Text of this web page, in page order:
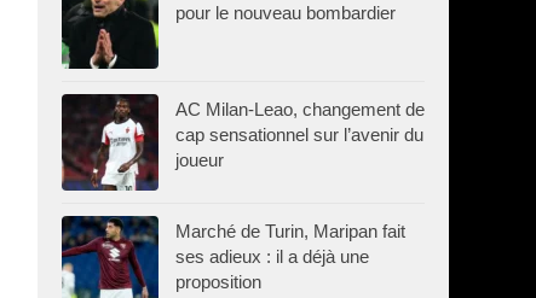
pour le nouveau bombardier
AC Milan-Leao, changement de
cap sensationnel sur l’avenir du
joueur
Marché de Turin, Maripan fait
ses adieux : il a déjà une
proposition